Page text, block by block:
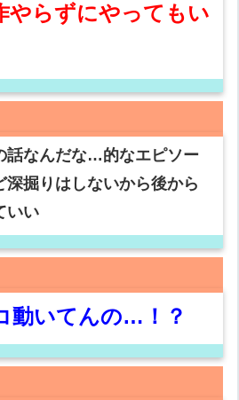
やらずにやってもい
話なんだな…的なエピソー
深掘りはしないから後から
いい
動いてんの…！？